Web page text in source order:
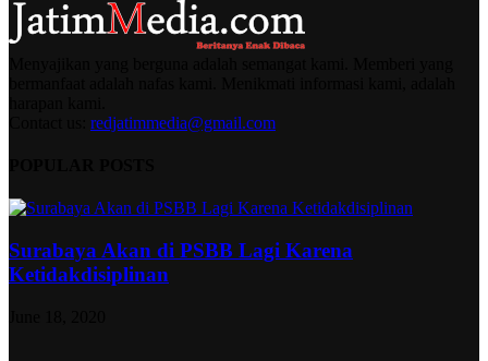
redjatimmedia@gmail.com
Surabaya Akan di PSBB Lagi Karena
Ketidakdisiplinan